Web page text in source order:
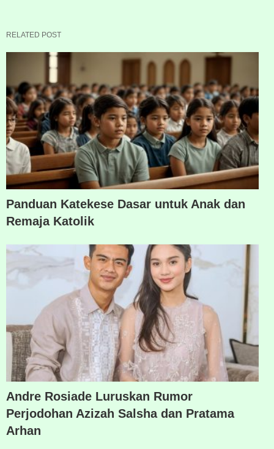
RELATED POST
Panduan Katekese Dasar untuk Anak dan
Remaja Katolik
Andre Rosiade Luruskan Rumor
Perjodohan Azizah Salsha dan Pratama
Arhan